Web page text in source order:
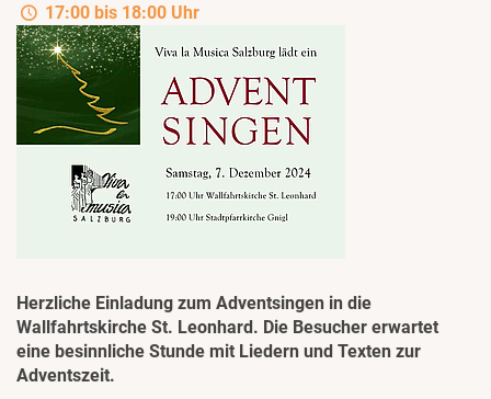
17:00 bis 18:00 Uhr
Herzliche Einladung zum Adventsingen in die
Wallfahrtskirche St. Leonhard. Die Besucher erwartet
eine besinnliche Stunde mit Liedern und Texten zur
Adventszeit.